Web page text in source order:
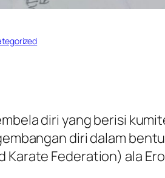
diri yang berisi
diri dalam
Karate Federation) ala